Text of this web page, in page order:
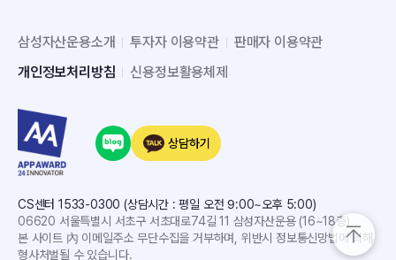
삼성자산운용소개 투자자 이용약관
판매자 이용약관
개인정보처리방침
신용정보활용체제
상담하기
CS센터 1533-0300 (상담시간 : 평일 오전 9:00~오후 5:00)
06620 서울특별시 서초구 서초대로74길 11 삼성자산운용 (16~18층)
본 사이트 內 이메일주소 무단수집을 거부하며, 위반시 정보통신망법에 의해
형사처벌될 수 있습니다.